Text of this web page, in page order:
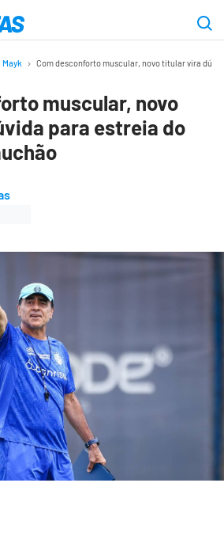
Mayk Com desconforto muscular, novo titular vira
muscular, novo
para estreia do